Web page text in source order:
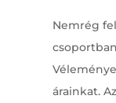
Nemrég
árainkat.